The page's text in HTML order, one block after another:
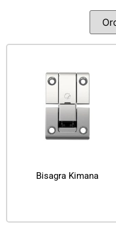
Bisagra Kimana